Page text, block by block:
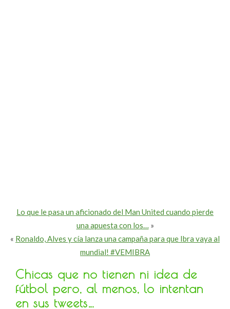
Lo que le pasa un aficionado del Man United cuando pierde
una apuesta con los… »
« Ronaldo, Alves y cía lanza una campaña para que Ibra vaya al
mundial! #VEMIBRA
Chicas que no tienen ni idea de
fútbol pero, al menos, lo intentan
en sus tweets…